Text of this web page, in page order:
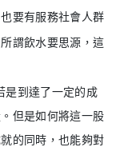
要有服務社會人群
謂飲水要思源，這
到達了一定的成
但是如何將這一股
的同時，也能夠對